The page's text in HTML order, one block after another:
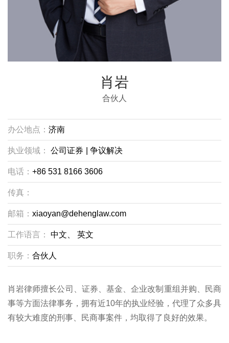
肖岩
合伙人
办公地点： 济南
执业领域： 公司证券 争议解决
电话： +86 531 8166 3606
传真：
邮箱： xiaoyan@dehenglaw.com
工作语言： 中文、 英文
职务： 合伙人
肖岩律师擅长公司、证券、基金、企业改制重组并购、民商
事等方面法律事务，拥有近10年的执业经验，代理了众多具
有较大难度的刑事、民商事案件，均取得了良好的效果。